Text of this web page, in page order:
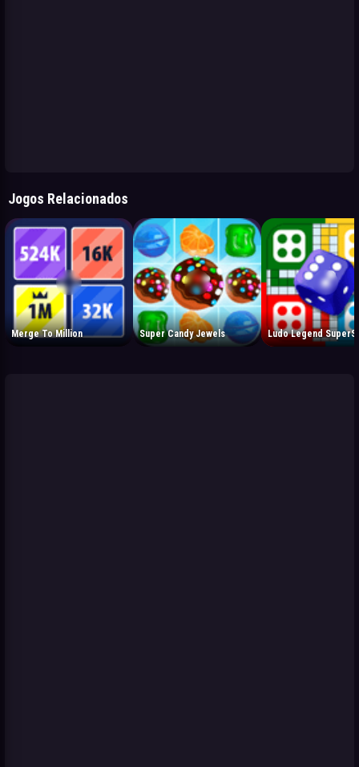
Jogos Relacionados
Merge To Million Super Candy Jewels Ludo Legend